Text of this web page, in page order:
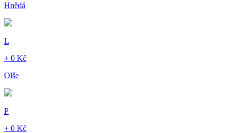
Hnědá
L
+ 0 Kč
Olše
P
+ 0 Kč